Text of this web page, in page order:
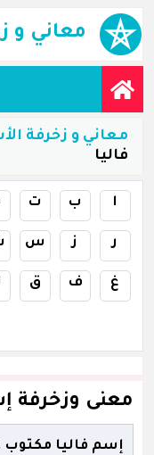
معاني و
معاني و زخرفة
فاليا
ا ب ت
ر ز س
غ ف ق
معنى وزخرفة
إسم فاليا مكتوب